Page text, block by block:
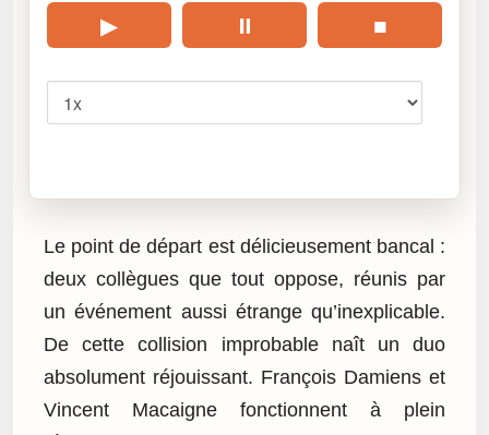
▶ ⏸ ■
Le point de départ est délicieusement bancal :
deux collègues que tout oppose, réunis par
un événement aussi étrange qu’inexplicable.
De cette collision improbable naît un duo
absolument réjouissant. François Damiens et
Vincent Macaigne fonctionnent à plein